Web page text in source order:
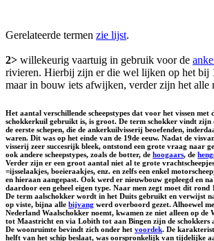
Gerelateerde termen zie lijst.
2> willekeurig vaartuig in gebruik voor de
rivieren. Hierbij zijn er die wel lijken op het bij
maar in bouw iets afwijken, verder zijn het alle
Het aantal verschillende scheepstypes dat voor het vissen met
schokkerkuil gebruikt is, is groot. De term schokker vindt
de eerste schepen, die de ankerkuilvisserij beoefenden,
waren. Dit was op het einde van de 19de eeuw. Nadat de
visserij zeer succesrijk bleek, ontstond een grote vraag naar
ook andere scheepstypes, zoals de botter, de hoogaars, de
Verder zijn er een groot aantal niet al te grote
=ijsselaakjes, boeieraakjes, enz. en zelfs een enkel
en hieraan aangepast. Ook werd er nieuwbouw gepleegd en
daardoor een geheel eigen type. Naar men zegt moet dit rond
De term aalschokker wordt in het Duits gebruikt en verwijst
op viste, bijna alle bijvang werd overboord gezet. Alhoewel
Nederland Waalschokker noemt, kwamen ze niet alleen op
tot Maastricht en via Lobith tot aan Bingen zijn de schokkers
De woonruimte bevindt zich onder het voordek. De
helft van het schip beslaat, was oorspronkelijk van tijdelijke